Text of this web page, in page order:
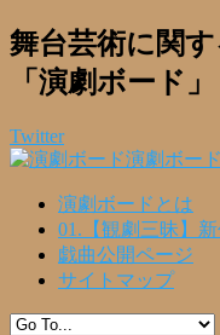
舞台芸術に関
「演劇ボード」
Twitter
演劇ボード
演劇ボードとは
01.【観劇三昧】
戯曲公開ページ
サイトマップ